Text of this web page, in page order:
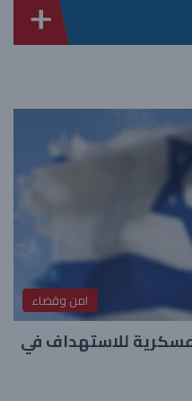
امن وقضاء
للاستهداف في